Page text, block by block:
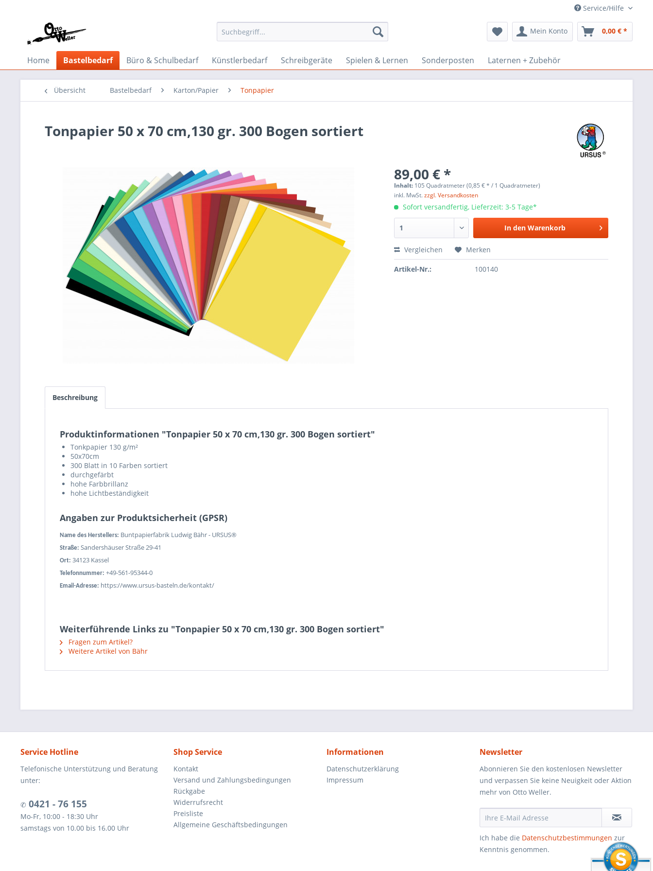
Service/Hilfe
Mein Konto 0,00 € *
Home Bastelbedarf Büro & Schulbedarf Künstlerbedarf Schreibgeräte Spielen & Lernen Sonderposten Laternen + Zubehör
Übersicht Bastelbedarf Karton/Papier Tonpapier
Tonpapier 50 x 70 cm,130 gr. 300 Bogen sortiert
89,00 € *
Inhalt: 105 Quadratmeter (0,85 € * / 1 Quadratmeter)
inkl. MwSt.zzgl. Versandkosten
Sofort versandfertig, Lieferzeit: 3-5 Tage*
In den Warenkorb
Vergleichen Merken
Artikel-Nr.: 100140
Beschreibung
Produktinformationen "Tonpapier 50 x 70 cm,130 gr. 300 Bogen sortiert"
Tonkpapier 130 g/m²
50x70cm
300 Blatt in 10 Farben sortiert
durchgefärbt
hohe Farbbrillanz
hohe Lichtbeständigkeit
Angaben zur Produktsicherheit (GPSR)
Name des Herstellers: Buntpapierfabrik Ludwig Bähr - URSUS®
Straße: Sandershäuser Straße 29-41
Ort: 34123 Kassel
Telefonnummer: +49-561-95344-0
Email-Adresse: https://www.ursus-basteln.de/kontakt/
Weiterführende Links zu "Tonpapier 50 x 70 cm,130 gr. 300 Bogen sortiert"
Fragen zum Artikel?
Weitere Artikel von Bähr
Service Hotline
Telefonische Unterstützung und Beratung
unter:
✆ 0421 - 76 155
Mo-Fr, 10:00 - 18:30 Uhr
samstags von 10.00 bis 16.00 Uhr
Shop Service
Kontakt
Versand und Zahlungsbedingungen
Rückgabe
Widerrufsrecht
Preisliste
Allgemeine Geschäftsbedingungen
Informationen
Datenschutzerklärung
Impressum
Newsletter
Abonnieren Sie den kostenlosen Newsletter
und verpassen Sie keine Neuigkeit oder Aktion
mehr von Otto Weller.
Ich habe die Datenschutzbestimmungen zur
Kenntnis genommen.